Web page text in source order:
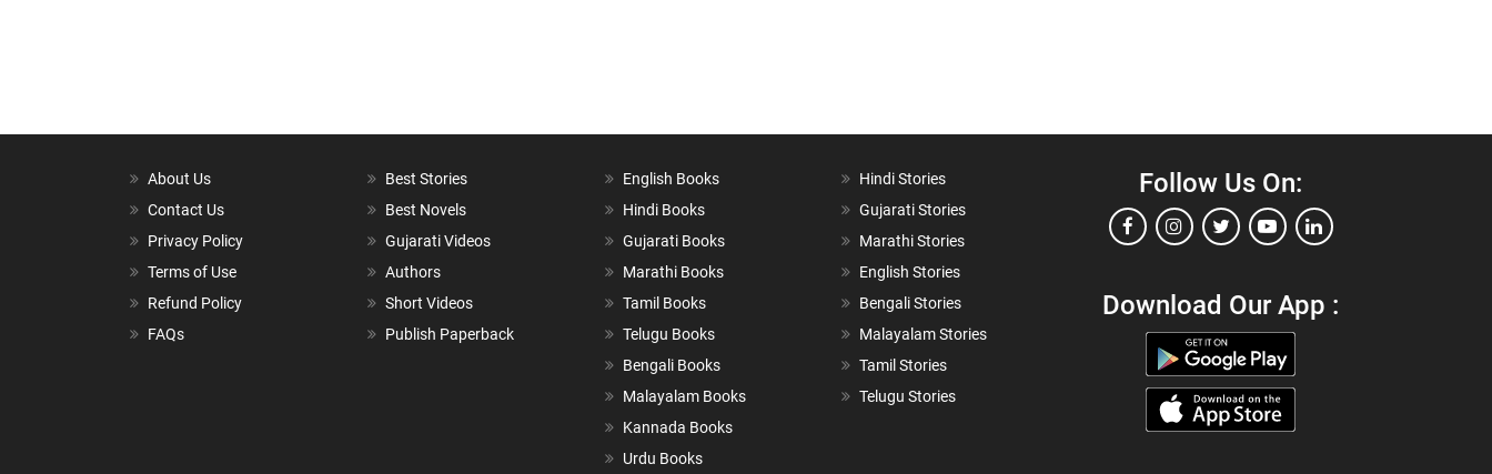
About Us
Contact Us
Privacy Policy
Terms of Use
Refund Policy
FAQs
Best Stories
Best Novels
Gujarati Videos
Authors
Short Videos
Publish Paperback
English Books
Hindi Books
Gujarati Books
Marathi Books
Tamil Books
Telugu Books
Bengali Books
Malayalam Books
Kannada Books
Urdu Books
Hindi Stories
Gujarati Stories
Marathi Stories
English Stories
Bengali Stories
Malayalam Stories
Tamil Stories
Telugu Stories
Follow Us On:
Download Our App :